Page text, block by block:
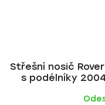
Střešní nosič
s podélníky